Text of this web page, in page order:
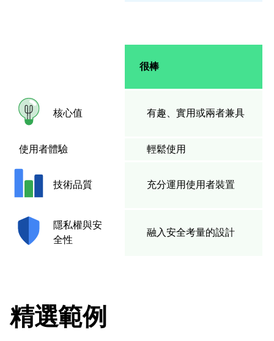
很棒
核心值 有趣、實用或兩者兼具
使用者體驗 輕鬆使用
技術品質 充分運用使用者裝置
隱私權與安
全性
融入安全考量的設計
精選範例